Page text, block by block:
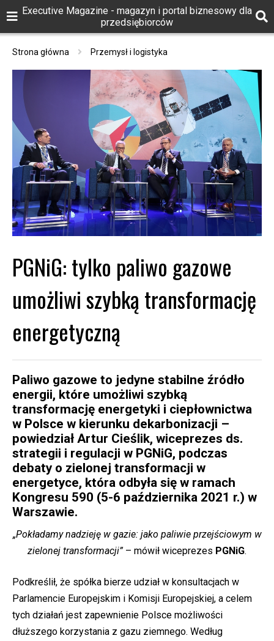
Executive Magazine - magazyn i portal biznesowy dla
przedsiębiorców
Strona główna Przemysł i logistyka
PGNiG: tylko paliwo gazowe
umożliwi szybką transformację
energetyczną
Paliwo gazowe to jedyne stabilne źródło
energii, które umożliwi szybką
transformację energetyki i ciepłownictwa
w Polsce w kierunku dekarbonizacji –
powiedział Artur Cieślik, wiceprezes ds.
strategii i regulacji w PGNiG, podczas
debaty o zielonej transformacji w
energetyce, która odbyła się w ramach
Kongresu 590 (5-6 października 2021 r.) w
Warszawie.
„Pokładamy nadzieję w gazie: jako paliwie przejściowym w
zielonej transformacji”– mówił wiceprezes PGNiG.
Podkreślił, że spółka bierze udział w konsultacjach w
Parlamencie Europejskim i Komisji Europejskiej, a celem
tych działań jest zapewnienie Polsce możliwości
dłuższego korzystania z gazu ziemnego. Według